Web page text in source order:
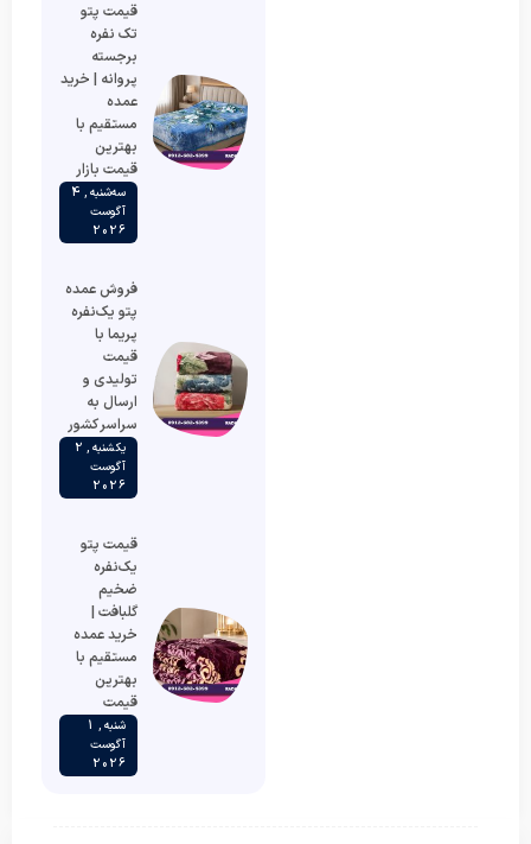
قیمت پتو
تک نفره
برجسته
پروانه | خرید
عمده
مستقیم با
بهترین
قیمت بازار
سه‌شنبه , 4
آگوست
2026
فروش عمده
پتو یک‌نفره
پریما با
قیمت
تولیدی و
ارسال به
سراسر کشور
یکشنبه , 2
آگوست
2026
قیمت پتو
یک‌نفره
ضخیم
گلبافت |
خرید عمده
مستقیم با
بهترین
قیمت
شنبه , 1
آگوست
2026